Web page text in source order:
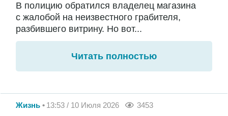
В полицию обратился владелец магазина
с жалобой на неизвестного грабителя,
разбившего витрину. Но вот...
Читать полностью
Жизнь 13:53 / 10 Июля 2026 3453